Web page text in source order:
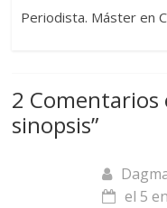
Periodista. Máster en
2 Comentarios
sinopsis”
el 5